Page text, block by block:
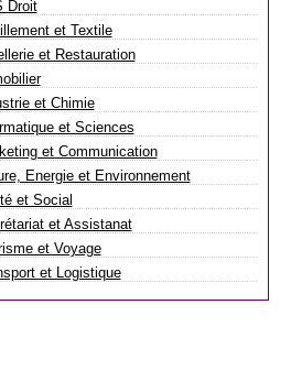
Droit
et Textile
et Restauration
et Chimie
et Sciences
et Communication
Energie et Environnement
et Social
et Assistanat
et Voyage
et Logistique